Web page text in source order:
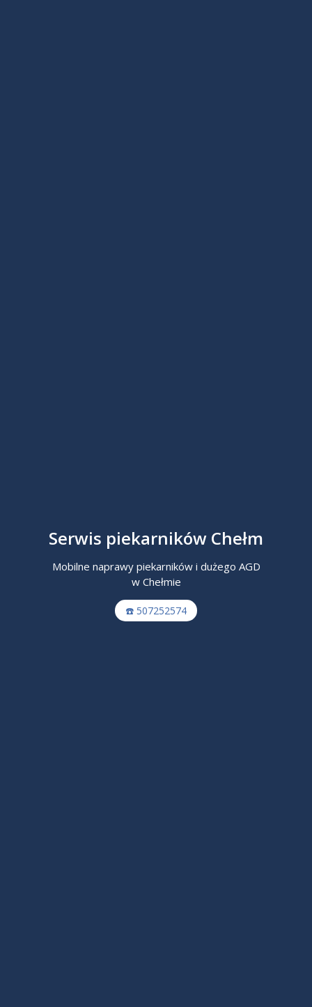
Serwis piekarników Chełm
Mobilne naprawy piekarników i dużego AGD
w Chełmie
☎️ 507252574